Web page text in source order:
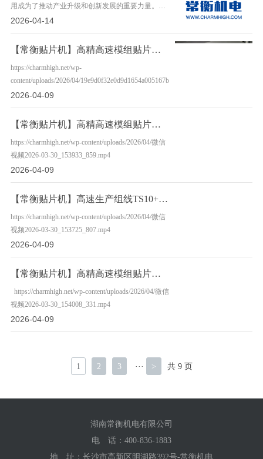
用成为了推动产业升级和创新发展的重要力量。湖
南常衡机电，作为一家专注于SMT高端贴片机生产
的厂家，以其卓越的技术和品质，赢得了国内外众
多……
2026-04-14
【常衡贴片机】高精高速模组贴片机TC06-杭州客户
https://charmhigh.net/wp-
content/uploads/2026/04/19e9d0f32e0d9d1654a005167bf1a534.mp4
2026-04-09
【常衡贴片机】高精高速模组贴片机TC06-长沙客户
https://charmhigh.net/wp-content/uploads/2026/04/微信
视频2026-03-30_153933_859.mp4
2026-04-09
【常衡贴片机】高速生产组线TS10+TM08+TC06—东莞客户
https://charmhigh.net/wp-content/uploads/2026/04/微信
视频2026-03-30_153725_807.mp4
2026-04-09
【常衡贴片机】高精高速模组贴片机TC06-深圳客户
https://charmhigh.net/wp-content/uploads/2026/04/微信
视频2026-03-30_154008_331.mp4
2026-04-09
1 2 3 ··· > 共 9 页
湖南常衡机电有限公司
电 话： 400-836-1883
地 址：长沙市高新区明湖路392号-常衡机电